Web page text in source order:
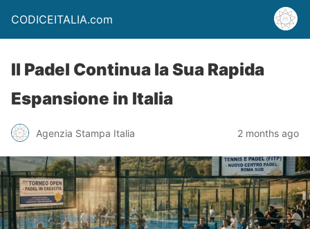
CODICEITALIA.com
Il Padel Continua la Sua Rapida
Espansione in Italia
Agenzia Stampa Italia 2 months ago